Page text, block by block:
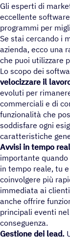
Gli esperti di
eccellente
programmi per
Se stai cercando i
azienda, ecco una
che puoi utilizzare
Lo scopo dei
velocizzare il
evoluti per
commerciali e di
funzionalità che
soddisfare ogni
caratteristiche
Avvisi in tempo
importante
in tempo reale, tu
coinvolgere più
immediata ai
anche offrire
principali eventi
conseguenza.
Gestione dei lead.